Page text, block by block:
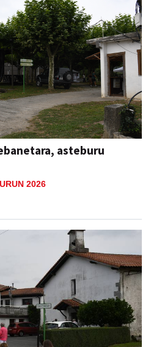
asteburu
2026